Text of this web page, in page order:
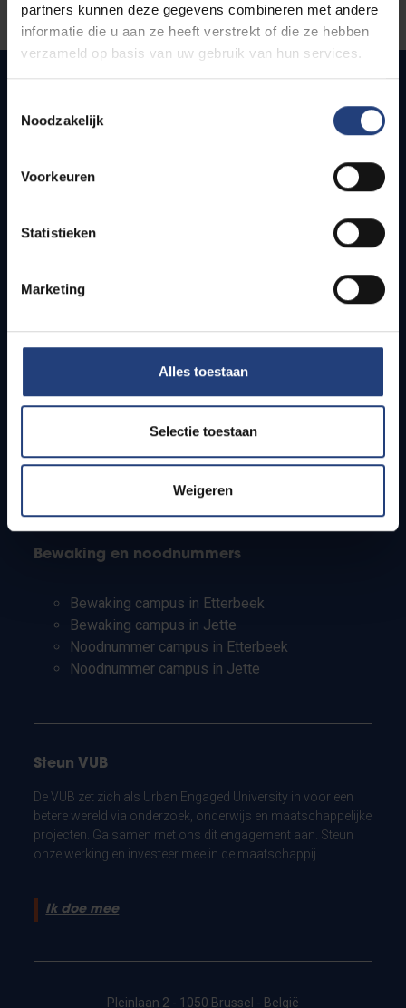
partners kunnen deze gegevens combineren met andere
informatie die u aan ze heeft verstrekt of die ze hebben
verzameld op basis van uw gebruik van hun services.
Noodzakelijk
Voorkeuren
Statistieken
Marketing
Alles toestaan
Selectie toestaan
Weigeren
Snel naar
Bereikbaarheid
Studenten
PhD-studenten
Leerkrachten en secundaire scholen
Bewaking en noodnummers
Bewaking campus in Etterbeek
Bewaking campus in Jette
Noodnummer campus in Etterbeek
Noodnummer campus in Jette
Steun VUB
De VUB zet zich als Urban Engaged University in voor een
betere wereld via onderzoek, onderwijs en maatschappelijke
projecten. Ga samen met ons dit engagement aan. Steun
onze werking en investeer mee in de maatschappij.
Ik doe mee
Pleinlaan 2 - 1050 Brussel - België